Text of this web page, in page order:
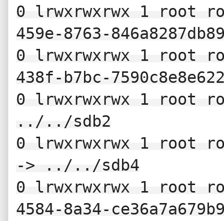
0 lrwxrwxrwx 1 root
459e-8763-
0 lrwxrwxrwx 1 root
438f-b7bc-
0 lrwxrwxrwx 1 root
../../sdb2
0 lrwxrwxrwx 1 root
-> ../../sdb4
0 lrwxrwxrwx 1 root
4584-8a34-